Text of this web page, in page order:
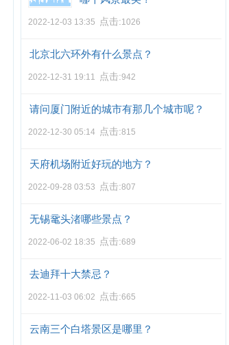
2022-12-03 13:35 点击:1026
北京北六环外有什么景点？
2022-12-31 19:11 点击:942
请问厦门附近的城市有那几个城市呢？
2022-12-30 05:14 点击:815
天府机场附近好玩的地方？
2022-09-28 03:53 点击:807
无锡鼋头渚哪些景点？
2022-06-02 18:35 点击:689
去迪拜十大禁忌？
2022-11-03 06:02 点击:665
云南三个白塔景区是哪里？